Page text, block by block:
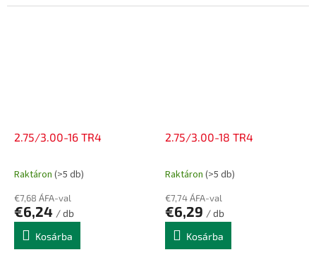
2.75/3.00-16 TR4
Raktáron (>5 db)
€7,68 ÁFA-val
€6,24 / db
Kosárba
2.75/3.00-18 TR4
Raktáron (>5 db)
€7,74 ÁFA-val
€6,29 / db
Kosárba